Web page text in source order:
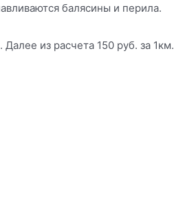
балясины и перила.
из расчета 150 руб. за 1км.